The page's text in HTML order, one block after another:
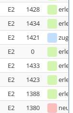
E2 1428
E2 1434
E2 1421
E2 0
E2 1433
E2 1423
E2 1388
E2 1380
neu